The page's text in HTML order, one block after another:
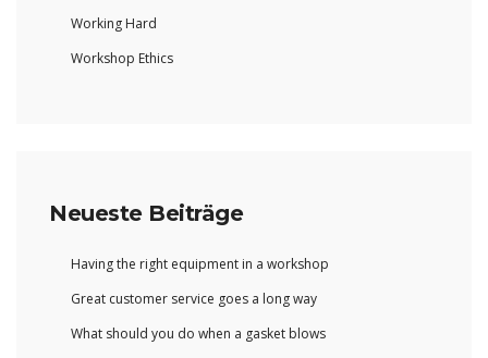
Working Hard
Workshop Ethics
Neueste Beiträge
Having the right equipment in a workshop
Great customer service goes a long way
What should you do when a gasket blows